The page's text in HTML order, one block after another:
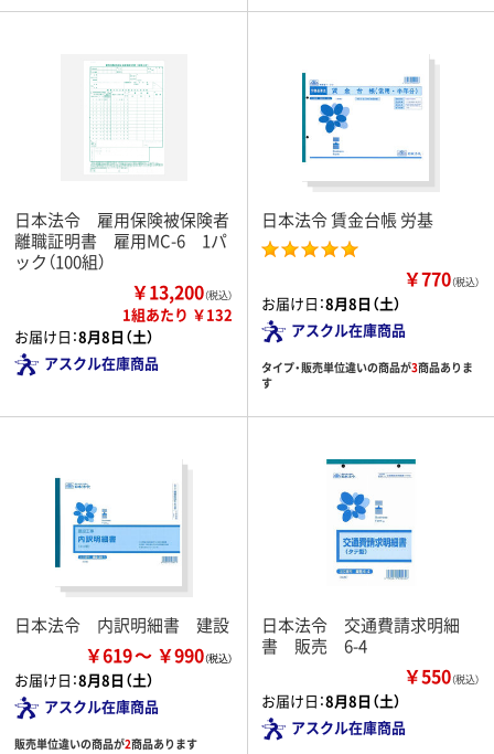
日本法令 雇用保険被保険者
離職証明書 雇用MC-6 1パ
ック（100組）
￥13,200（税込）
1組あたり ￥132
お届け日：8月8日（土）
アスクル在庫商品
日本法令 賃金台帳 労基
￥770（税込）
お届け日：8月8日（土）
アスクル在庫商品
タイプ・販売単位違いの商品が3商品ありま
す
日本法令 内訳明細書 建設
￥619 ￥990
お届け日：8月8日（土）
アスクル在庫商品
販売単位違いの商品が2商品あります
日本法令 交通費請求明細
書 販売 6-4
￥550（税込）
お届け日：8月8日（土）
アスクル在庫商品